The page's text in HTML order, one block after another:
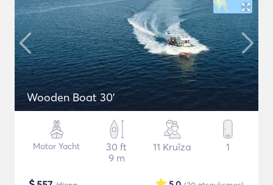
Wooden Boat 30'
Motor Yacht
30 ft
9 m
11 Kruīza 1